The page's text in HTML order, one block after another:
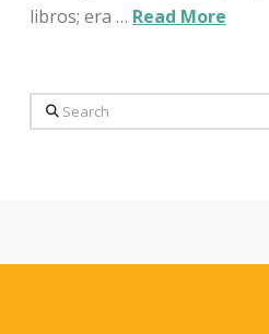
libros; era … Read More
Search